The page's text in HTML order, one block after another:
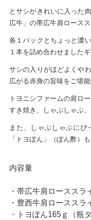
とサシがきれいに入った
広牛」 の帯広牛肩ロース
各１パックとちょっと濃
１本を詰め合わせました
サシの入りがほどよくや
広がる赤身の旨味をご堪能
トヨニシファームの肩ロ
すき焼き、しゃぶしゃぶ
また、しゃぶしゃぶに
「トヨぽん」（ぽん酢）
内容量
・帯広牛肩ローススラ
・豊西牛肩ローススラ
・トヨぽん165ｇ（瓶